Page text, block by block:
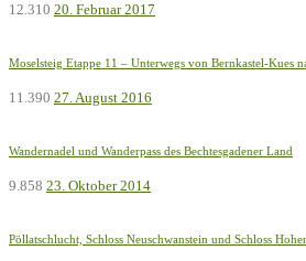
12.310 20. Februar 2017
Moselsteig Etappe 11 – Unterwegs von Bernkastel-Kues
11.390 27. August 2016
Wandernadel und Wanderpass des Bechtesgadener Land
9.858 23. Oktober 2014
Pöllatschlucht, Schloss Neuschwanstein und Schloss